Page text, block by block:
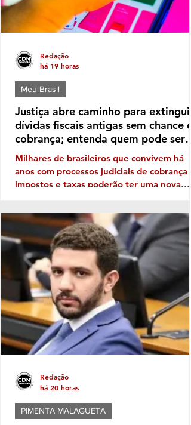
Justiça abre caminho para extinguir
dívidas fiscais antigas sem chance
cobrança; entenda quem pode ser
beneficiado
Milhares de brasileiros que convivem há
anos com processos judiciais de cobrança
impostos e taxas poderão ter uma nova
Nacional de Justiça (CNJ) autoriza os
tribunais a extinguir execuções fiscais
antigas que permanecem sem qualquer
perspectiva de recuperação dos valores. A
medida, no entanto, não significa um
generalizado das dívidas. Ela vale apenas
para processos específicos e depende de
análise individual da Justiça. A ini
Meu Brasil
Redação
há 19 horas
PIMENTA MALAGUETA
Redação
há 20 horas